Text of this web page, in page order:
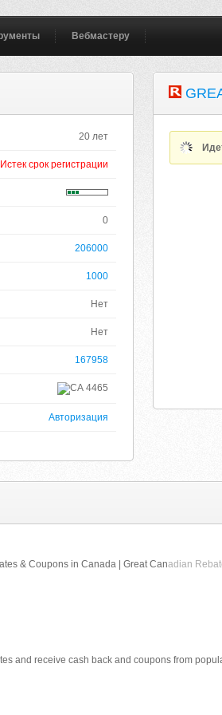
Вебмастеру
20 лет
Истек срок регистрации
0
206000
1000
Нет
Нет
167958
4465
Авторизация
& Coupons in Canada | Great Canadian
and receive cash back and coupons from